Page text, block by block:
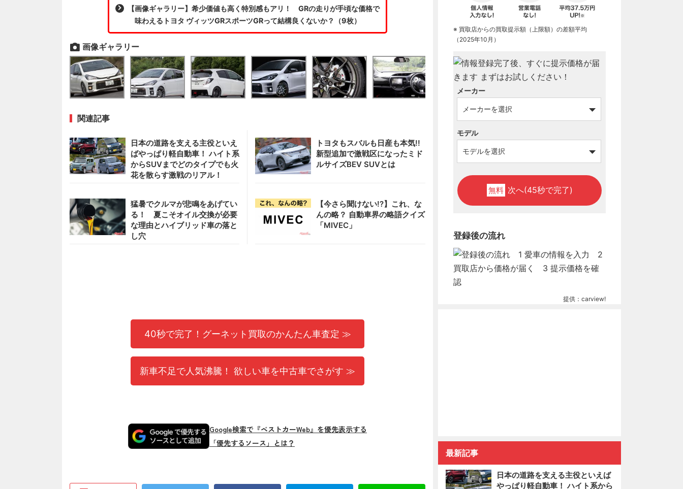
【画像ギャラリー】希少価値も高く特別感もアリ！ GRの走りが手頃な価格で
味わえるトヨタ ヴィッツGRスポーツGRって結構良くないか？（9枚）
画像ギャラリー
関連記事
日本の道路を支える主役といえ
ばやっぱり軽自動車！ ハイト系
からSUVまでどのタイプでも火
花を散らす激戦のリアル！
トヨタもスバルも日産も本気!!
新型追加で激戦区になったミド
ルサイズBEV SUVとは
猛暑でクルマが悲鳴をあげてい
る！ 夏こそオイル交換が必要
な理由とハイブリッド車の落と
し穴
【今さら聞けない!?】これ、な
んの略？ 自動車界の略語クイズ
「MIVEC」
40秒で完了！グーネット買取のかんたん車査定 ≫
新車不足で人気沸騰！ 欲しい車を中古車でさがす ≫
Google検索で『ベストカーWeb』を優先表示する
「優先するソース」とは？
※ 買取店からの買取提示額（上限額）の差額平均
（2025年10月）
メーカー
モデル
無料 次へ(45秒で完了)
登録後の流れ
提供：carview!
最新記事
日本の道路を支える主役といえば
やっぱり軽自動車！ ハイト系から